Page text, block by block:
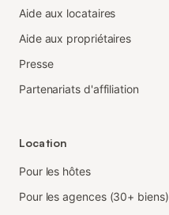
Aide aux locataires
Aide aux propriétaires
Presse
Partenariats d'affiliation
Location
Pour les hôtes
Pour les agences (30+ biens)